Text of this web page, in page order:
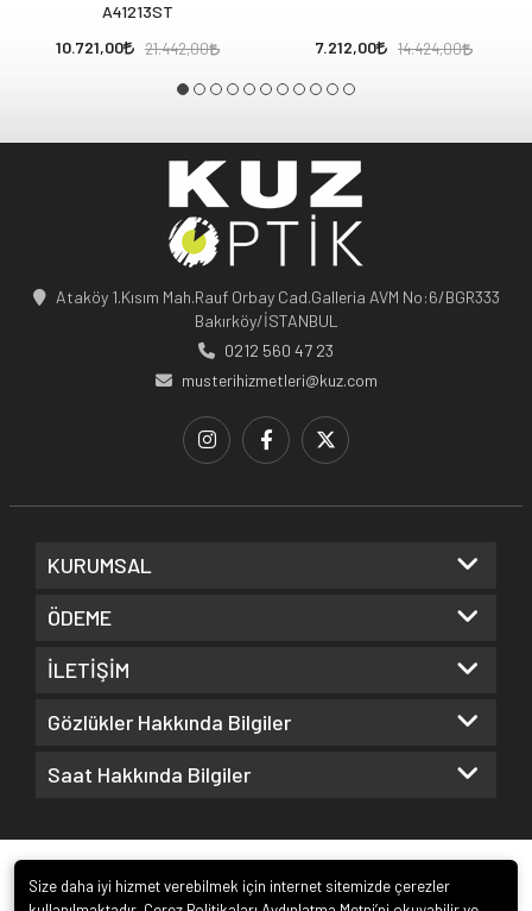
A41213ST
10.721,00
21.442,00 7.212,00 14.424,00
Ataköy 1.Kısım Mah.Rauf Orbay Cad.Galleria AVM No:6/BGR333
Bakırköy/İSTANBUL
0212 560 47 23
musterihizmetleri@kuz.com
KURUMSAL
ÖDEME
İLETİŞİM
Gözlükler Hakkında Bilgiler
Saat Hakkında Bilgiler
Size daha iyi hizmet verebilmek için internet sitemizde çerezler